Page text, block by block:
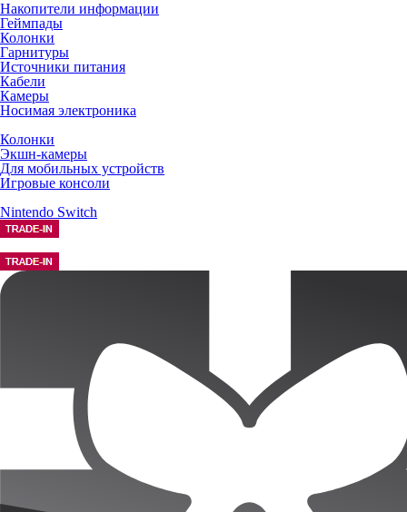
Накопители информации
Геймпады
Колонки
Гарнитуры
Источники питания
Кабели
Камеры
Носимая электроника
Колонки
Экшн-камеры
Для мобильных устройств
Игровые консоли
Nintendo Switch